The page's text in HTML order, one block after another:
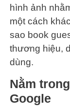
hình ảnh
một cách
sao book
thương hiệu,
dùng.
Nằm
Google